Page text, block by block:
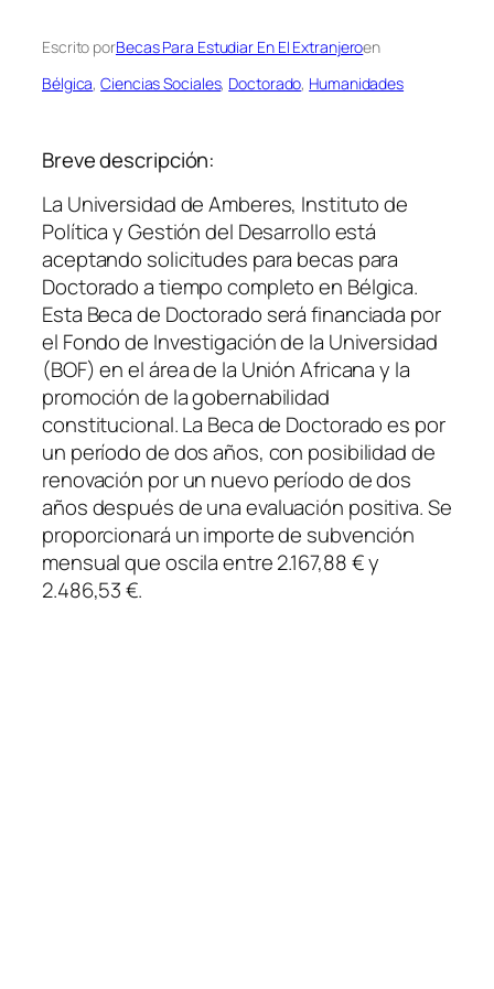
Escrito porBecas Para Estudiar En El Extranjeroen
Bélgica, Ciencias Sociales, Doctorado, Humanidades
Breve descripción:
La Universidad de Amberes, Instituto de
Política y Gestión del Desarrollo está
aceptando solicitudes para becas para
Doctorado a tiempo completo en Bélgica.
Esta Beca de Doctorado será financiada por
el Fondo de Investigación de la Universidad
(BOF) en el área de la Unión Africana y la
promoción de la gobernabilidad
constitucional. La Beca de Doctorado es por
un período de dos años, con posibilidad de
renovación por un nuevo período de dos
años después de una evaluación positiva. Se
proporcionará un importe de subvención
mensual que oscila entre 2.167,88 € y
2.486,53 €.